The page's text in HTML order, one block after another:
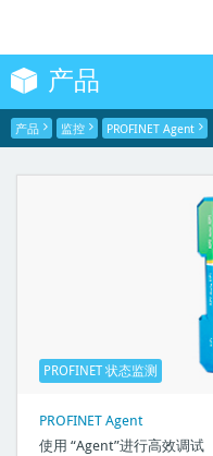
产品
产品 监控 PROFINET Agent
PROFINET 状态监测
PROFINET Agent
使用 “Agent”进行高效调试